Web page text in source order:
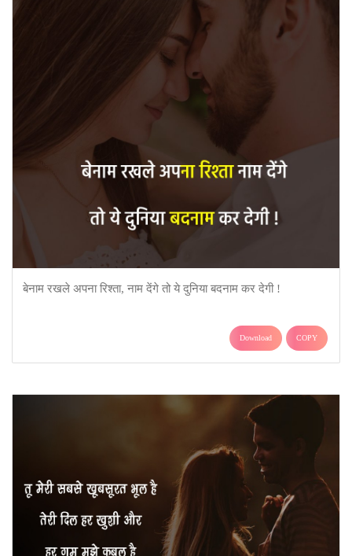
बेनाम रखले अपना रिश्ता, नाम देंगे तो ये दुनिया बदनाम कर देगी !
Download COPY